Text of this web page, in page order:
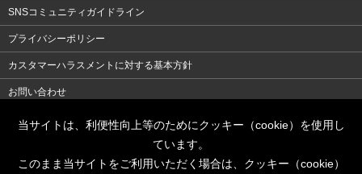
SNSコミュニティガイドライン
プライバシーポリシー
カスタマーハラスメントに対する基本方針
お問い合わせ
パール金属
当サイトは、利便性向上等のためにクッキー（cookie）を使用し
ています。
このまま当サイトをご利用いただく場合は、クッキー（cookie）